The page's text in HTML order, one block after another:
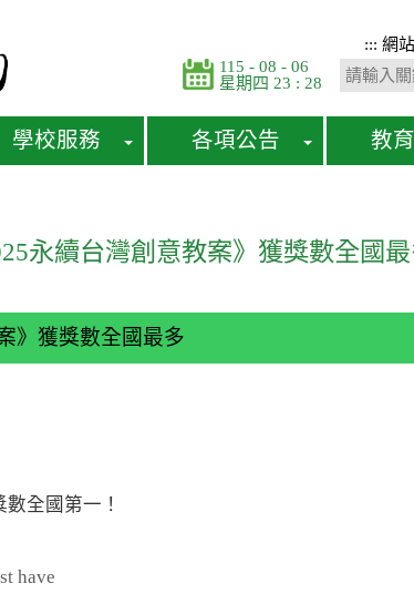
::: 網
115 - 08 - 06
星期四 23 : 28
學校服務 各項公告 教
永續台灣創意教案》獲獎數全國
》獲獎數全國最多
全國第一！
have